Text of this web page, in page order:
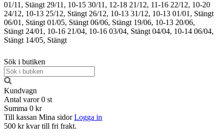
01/11, Stängt 29/11, 10-15 30/11, 12-18 21/12, 11-16 22/12, 10-20
24/12, 10-13 25/12, Stängt 26/12, 10-13 31/12, 10-13 01/01, Stängt
06/01, Stängt 01/05, Stängt 06/06, Stängt 19/06, 10-13 20/06,
Stängt 24/01, 10-16 21/04, 10-16 03/04, Stängt 04/04, 10-14 06/04,
Stängt 14/05, Stängt
Sök i butiken
Kundvagn
Antal varor 0 st
Summa 0 kr
Till kassan Mina sidor Logga in
500 kr kvar till fri frakt.